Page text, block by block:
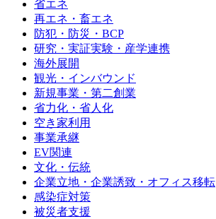
省エネ
再エネ・畜エネ
防犯・防災・BCP
研究・実証実験・産学連携
海外展開
観光・インバウンド
新規事業・第二創業
省力化・省人化
空き家利用
事業承継
EV関連
文化・伝統
企業立地・企業誘致・オフィス移転
感染症対策
被災者支援